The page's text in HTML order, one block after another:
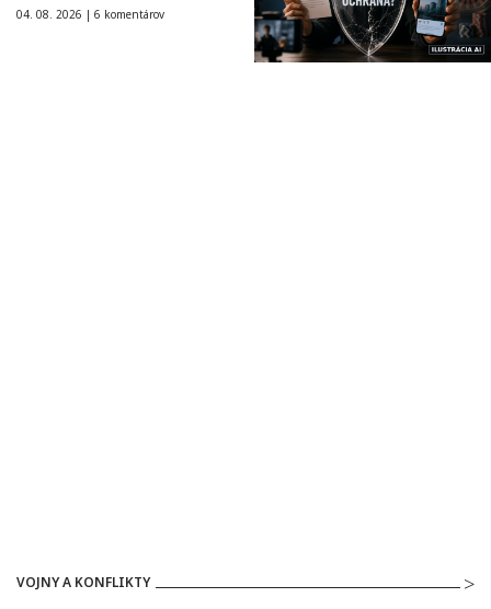
04. 08. 2026 | 6 komentárov
VOJNY A KONFLIKTY